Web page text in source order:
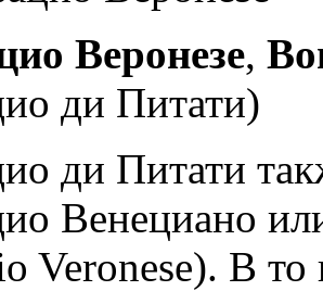
Веронезе,
ди Питати)
ди Питати
Венециано
Veronese). В